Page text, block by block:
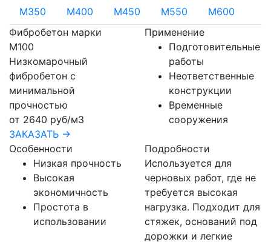
М350 М400 М450 М550
М600
Фибробетон марки
М100
Низкомарочный
фибробетон с
минимальной
прочностью
от 2640 руб/м3
ЗАКАЗАТЬ →
Применение
Подготовительные
работы
Неответственные
конструкции
Временные
сооружения
Особенности
Низкая прочность
Высокая
экономичность
Простота в
использовании
Подробности
Используется для
черновых работ, где не
требуется высокая
нагрузка. Подходит для
стяжек, оснований под
дорожки и легкие